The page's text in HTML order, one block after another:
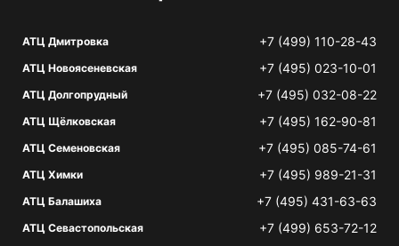
АТЦ Дмитровка +7 (499) 110-28-43
АТЦ Новоясеневская +7 (495) 023-10-01
АТЦ Долгопрудный +7 (495) 032-08-22
АТЦ Щёлковская +7 (495) 162-90-81
АТЦ Семеновская +7 (495) 085-74-61
АТЦ Химки +7 (495) 989-21-31
АТЦ Балашиха +7 (495) 431-63-63
АТЦ Севастопольская +7 (499) 653-72-12